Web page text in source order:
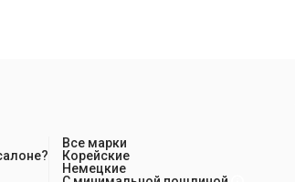
Все марки
Корейские
Немецкие